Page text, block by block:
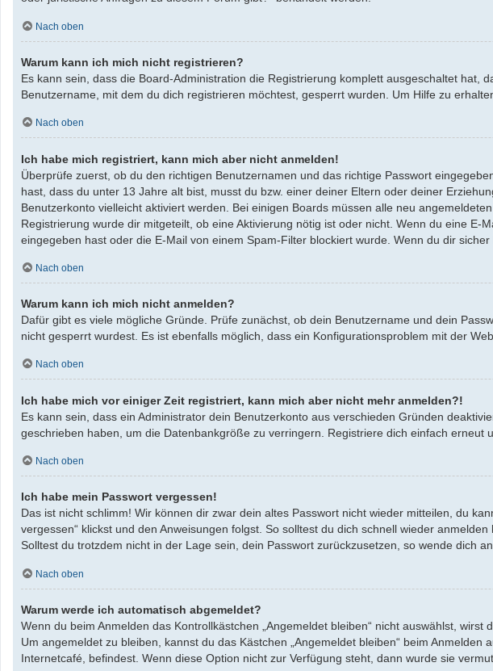
Nach oben
Warum kann ich mich nicht registrieren?
Es kann sein, dass die Board-Administration die Registrierung komplett ausgeschaltet
Benutzername, mit dem du dich registrieren möchtest, gesperrt wurden. Um Hilfe zu
Nach oben
Ich habe mich registriert, kann mich aber nicht anmelden!
Überprüfe zuerst, ob du den richtigen Benutzernamen und das richtige Passwort
hast, dass du unter 13 Jahre alt bist, musst du bzw. einer deiner Eltern oder deiner
Benutzerkonto vielleicht aktiviert werden. Bei einigen Boards müssen alle neu
Registrierung wurde dir mitgeteilt, ob eine Aktivierung nötig ist oder nicht. Wenn du eine
eingegeben hast oder die E-Mail von einem Spam-Filter blockiert wurde. Wenn du dir
Nach oben
Warum kann ich mich nicht anmelden?
Dafür gibt es viele mögliche Gründe. Prüfe zunächst, ob dein Benutzername und dein
nicht gesperrt wurdest. Es ist ebenfalls möglich, dass ein Konfigurationsproblem mit der
Nach oben
Ich habe mich vor einiger Zeit registriert, kann mich aber nicht mehr anmelden?!
Es kann sein, dass ein Administrator dein Benutzerkonto aus verschieden Gründen
geschrieben haben, um die Datenbankgröße zu verringern. Registriere dich einfach erneut
Nach oben
Ich habe mein Passwort vergessen!
Das ist nicht schlimm! Wir können dir zwar dein altes Passwort nicht wieder mitteilen, du
vergessen“ klickst und den Anweisungen folgst. So solltest du dich schnell wieder anmelden
Solltest du trotzdem nicht in der Lage sein, dein Passwort zurückzusetzen, so wende dich
Nach oben
Warum werde ich automatisch abgemeldet?
Wenn du beim Anmelden das Kontrollkästchen „Angemeldet bleiben“ nicht auswählst,
Um angemeldet zu bleiben, kannst du das Kästchen „Angemeldet bleiben“ beim
Internetcafé, befindest. Wenn diese Option nicht zur Verfügung steht, dann wurde sie